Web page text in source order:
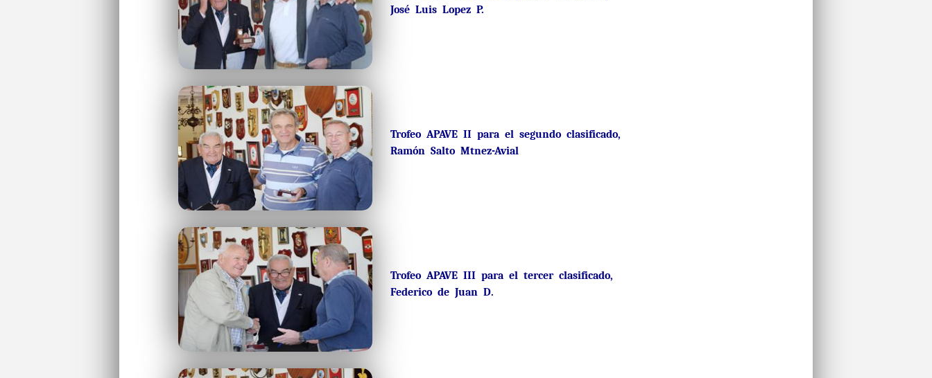
José Luis Lopez P.
Trofeo APAVE II para el segundo clasificado,
Ramón Salto Mtnez-Avial
Trofeo APAVE III para el tercer clasificado,
Federico de Juan D.